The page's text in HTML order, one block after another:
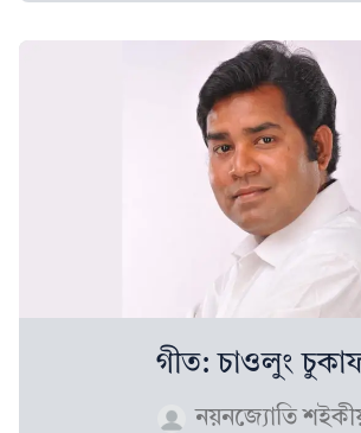
গীত: চাওলুং
নয়নজ্যোতি